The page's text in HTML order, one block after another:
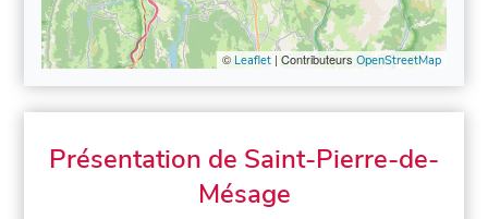
© Leaflet| Contributeurs OpenStreetMap
Présentation de Saint-Pierre-de-
Mésage